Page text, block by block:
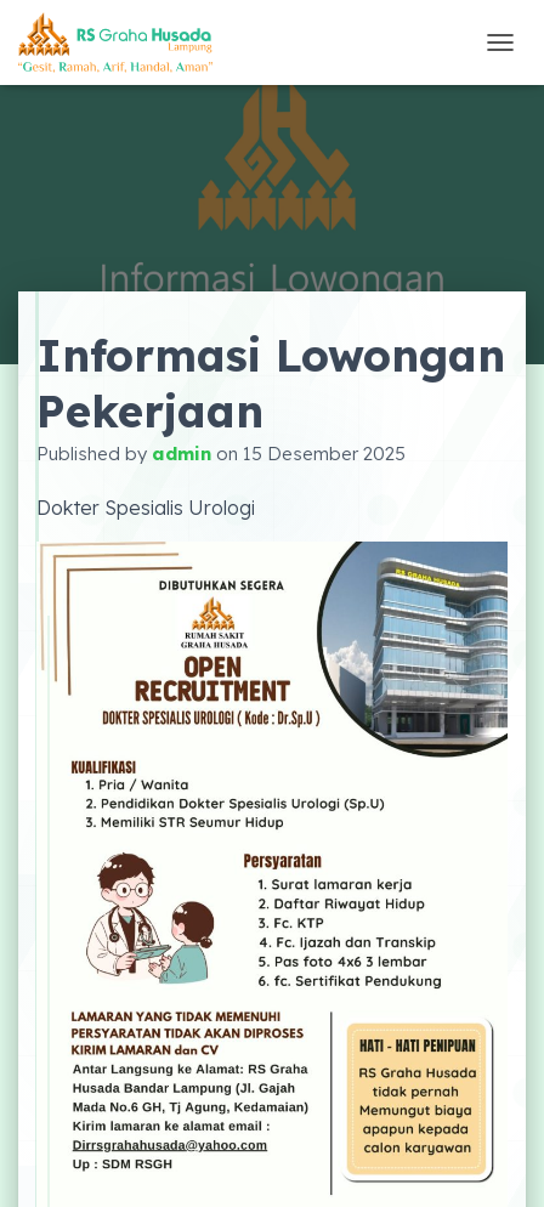
O
G
Informasi Lowongan
Pekerjaan
Published by admin on 15 Desember 2025
Dokter Spesialis Urologi